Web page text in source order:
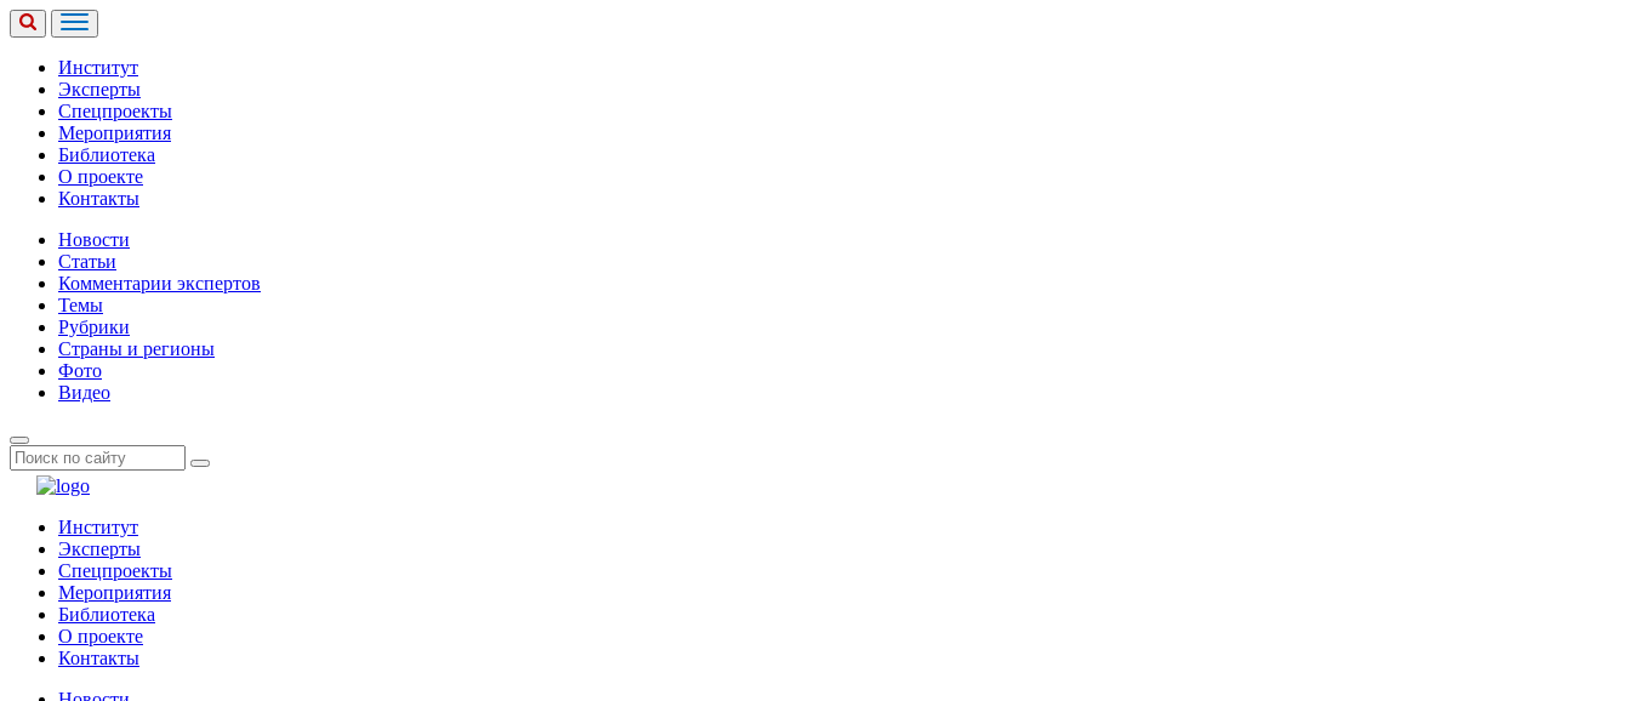
Институт
Эксперты
Спецпроекты
Мероприятия
Библиотека
О проекте
Контакты
Новости
Статьи
Комментарии экспертов
Темы
Рубрики
Страны и регионы
Фото
Видео
Институт
Эксперты
Спецпроекты
Мероприятия
Библиотека
О проекте
Контакты